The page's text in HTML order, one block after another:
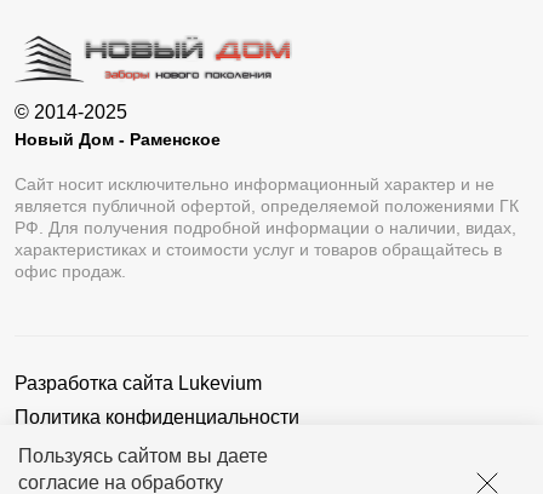
Пользуясь сайтом вы даете
согласие на обработку
© 2014-2025
Новый Дом - Раменское
Сайт носит исключительно информационный характер и не
является публичной офертой, определяемой положениями ГК
РФ. Для получения подробной информации о наличии, видах,
характеристиках и стоимости услуг и товаров обращайтесь в
офис продаж.
Разработка сайта Lukevium
Политика конфиденциальности
Пользовательское соглашение